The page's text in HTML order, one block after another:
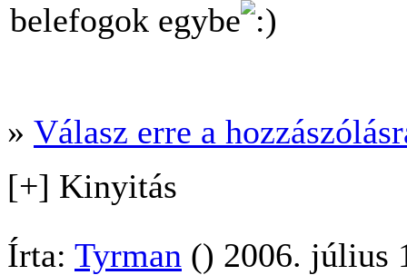
belefogok egybe
» Válasz erre a
[+] Kinyitás
Írta: Tyrman () 2006. július